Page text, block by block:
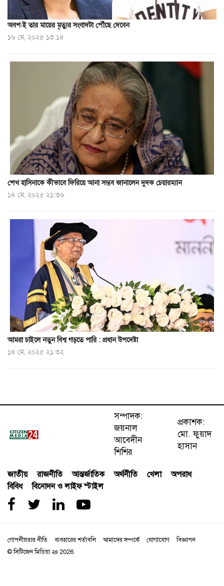
অবশ্যই তার মায়ের মৃত্যুর সংবাদটা পৌঁছে দেবেন
১৬ মে, ২০২৫ ১৩:১৪
শেখ হাসিনাকে কীভাবে ফিরিয়ে আনা সম্ভব জানালেন দুদক চেয়ারম্যান
১৪ মে, ২০২৫ ২১:৩৬
আমরা চাইলে নতুন বিশ্ব গড়তে পারি : প্রধান উপদেষ্টা
১৪ মে, ২০২৫ ২১:৩২
সম্পাদক:
জয়নাল
আবেদীন
শিশির
প্রকাশক:
মো. ফুয়াদ
হাসান
জাতীয় রাজনীতি আন্তর্জাতিক অর্থনীতি খেলা
অপরাধ
বিবিধ
বিনোদন ও লাইফ স্টাইল
গোপনীয়তার নীতি ব্যবহারের শর্তাবলি আমাদের সম্পর্কে যোগাযোগ
বিজ্ঞাপন
© সিটিজেন মিডিয়া ২৪ 2026